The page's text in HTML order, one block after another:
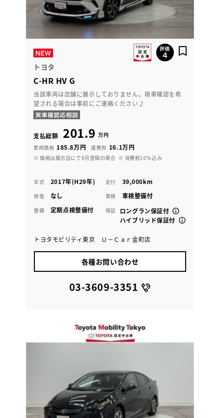
トヨタ
C-HR HV G
当該車両は店舗に展示しておりません。現車確認を希
望される場合は事前にご連絡ください♪
支払総額 201.9 万円
車両価格 185.8万円 諸費用 16.1万円
※ 価格は展示店にて8月登録の場合 ※ 消費税10％込み
年式 2017年(H29年) 走行 39,000km
修復 なし 車検 車検整備付
整備 定期点検整備付 保証
ロングラン保証付
ハイブリッド保証付
トヨタモビリティ東京 Ｕ－Ｃａｒ金町店
各種お問い合わせ
03-3609-3351